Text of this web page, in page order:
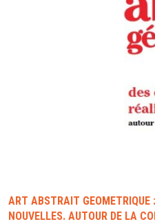
ART ABSTRAIT GÉOMÉTRIQUE
NOUVELLES. AUTOUR DE LA